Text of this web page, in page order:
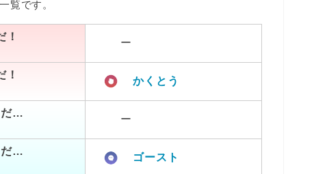
覧です。
！
ー
！
かくとう
だ…
ー
だ…
ゴースト